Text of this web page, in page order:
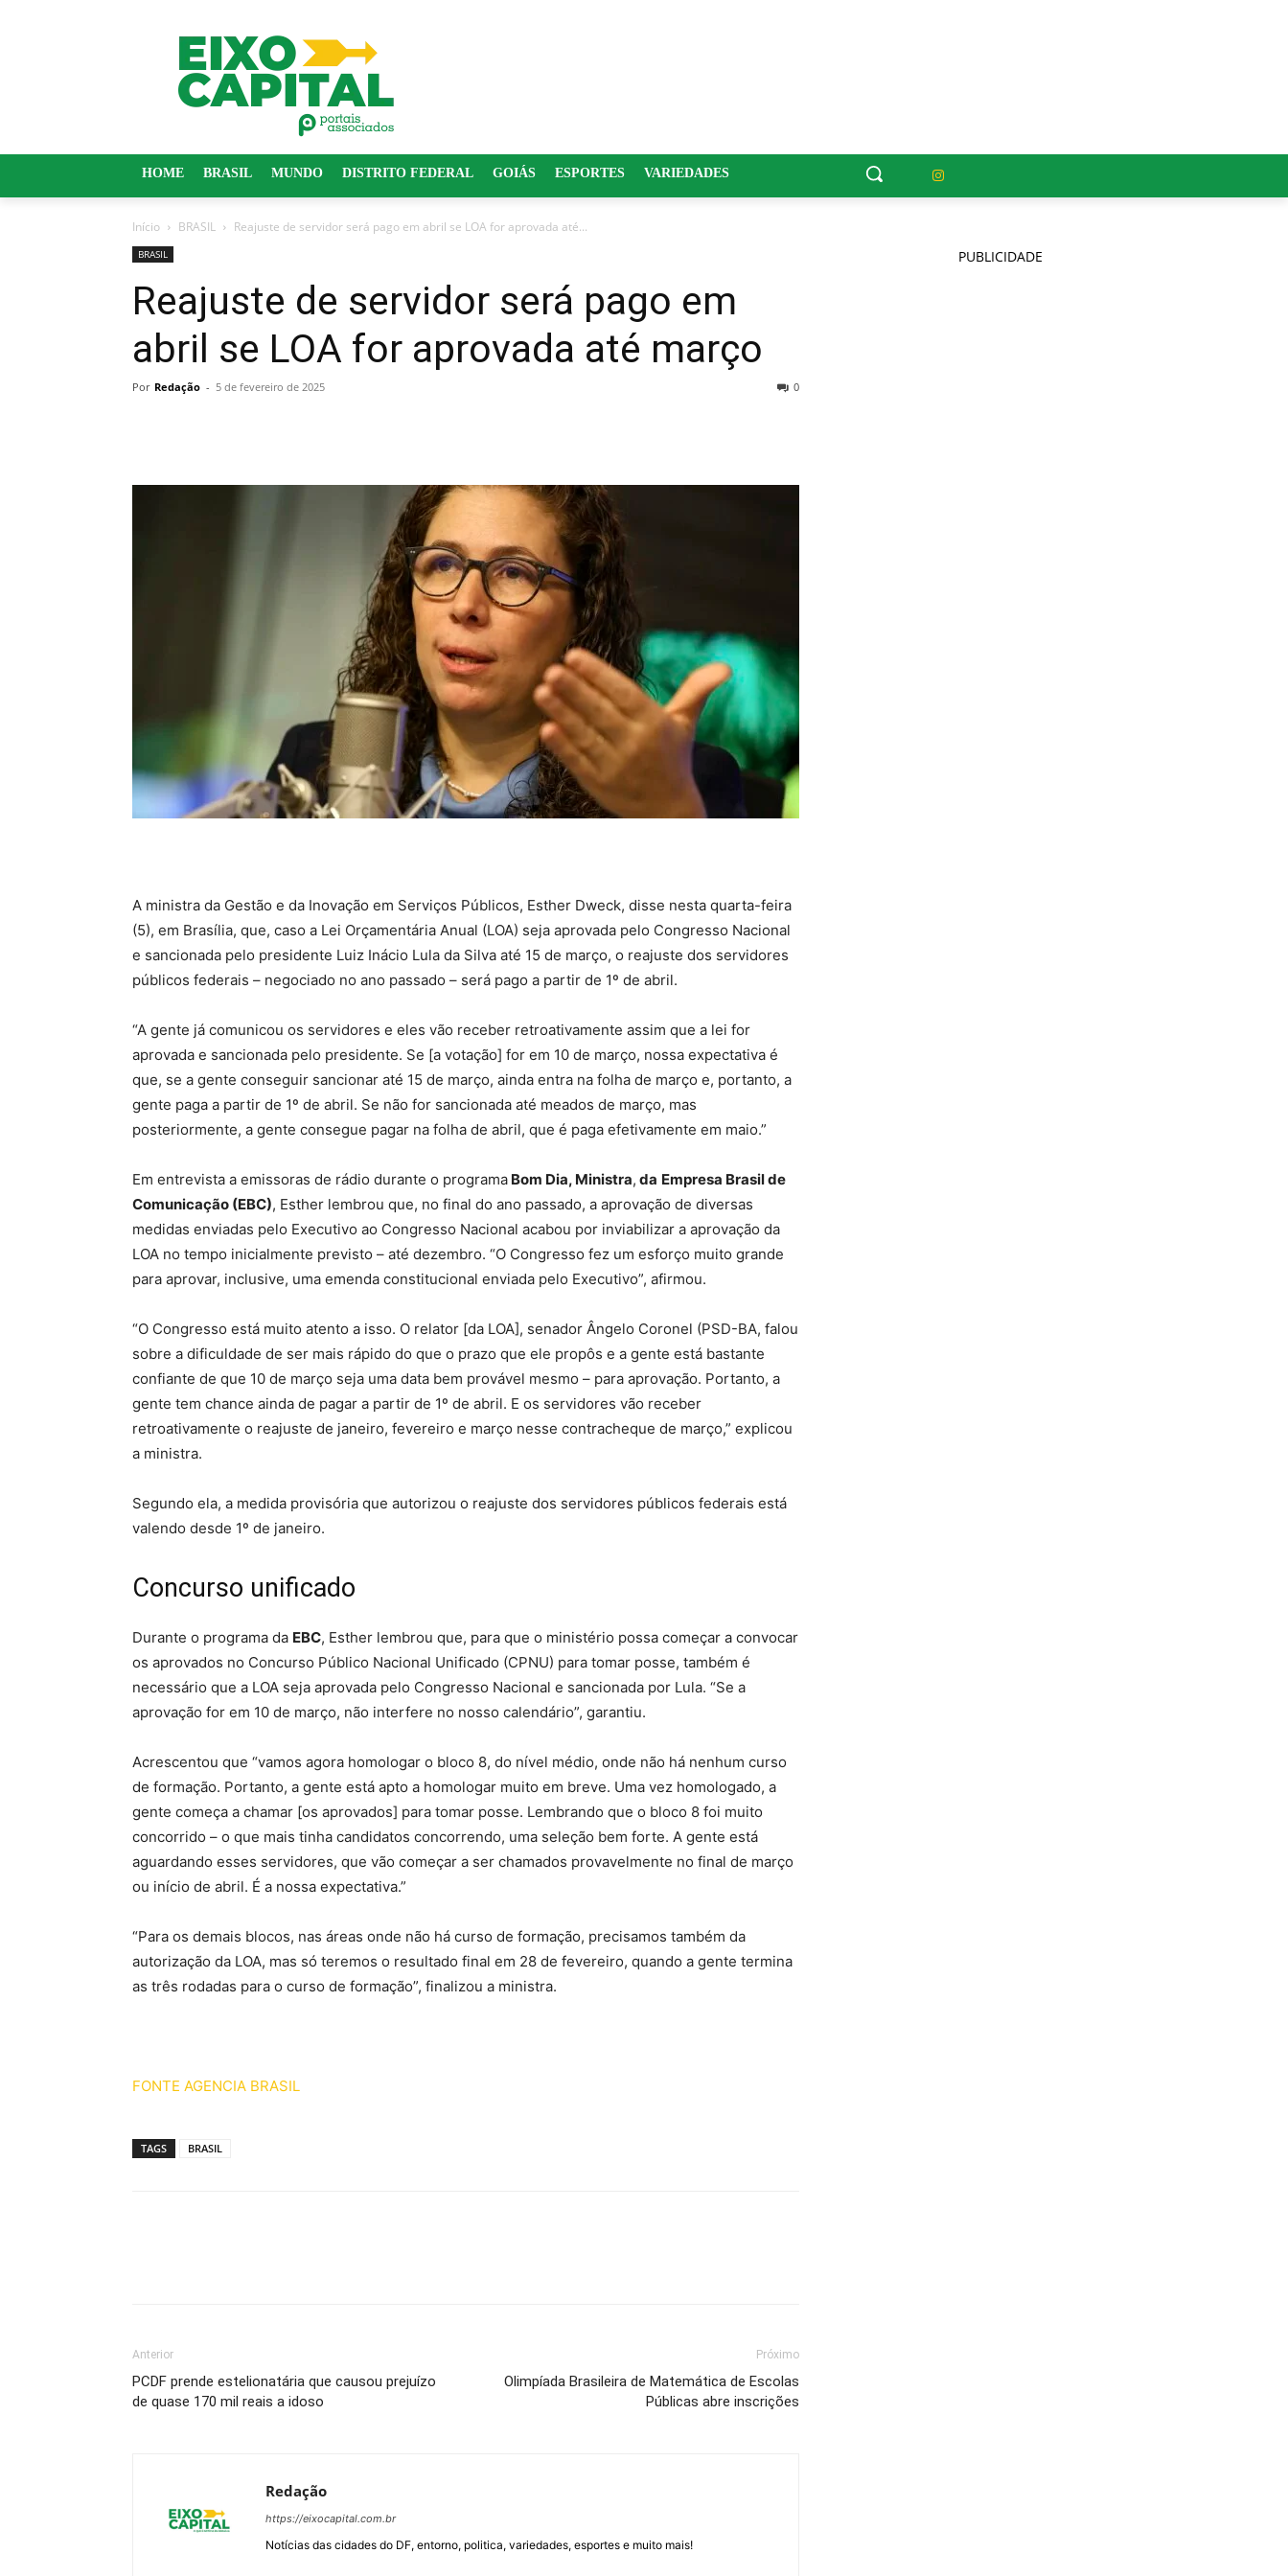
HOME BRASIL MUNDO DISTRITO FEDERAL GOIÁS ESPORTES VARIEDADES
Início BRASIL Reajuste de servidor será pago em abril se LOA for aprovada até...
BRASIL
Reajuste de servidor será pago em
abril se LOA for aprovada até março
Por Redação - 5 de fevereiro de 2025 0
A ministra da Gestão e da Inovação em Serviços Públicos, Esther Dweck, disse nesta quarta-feira
(5), em Brasília, que, caso a Lei Orçamentária Anual (LOA) seja aprovada pelo Congresso Nacional
e sancionada pelo presidente Luiz Inácio Lula da Silva até 15 de março, o reajuste dos servidores
públicos federais – negociado no ano passado – será pago a partir de 1º de abril.
“A gente já comunicou os servidores e eles vão receber retroativamente assim que a lei for
aprovada e sancionada pelo presidente. Se [a votação] for em 10 de março, nossa expectativa é
que, se a gente conseguir sancionar até 15 de março, ainda entra na folha de março e, portanto, a
gente paga a partir de 1º de abril. Se não for sancionada até meados de março, mas
posteriormente, a gente consegue pagar na folha de abril, que é paga efetivamente em maio.”
Em entrevista a emissoras de rádio durante o programa Bom Dia, Ministra, da Empresa Brasil de
Comunicação (EBC), Esther lembrou que, no final do ano passado, a aprovação de diversas
medidas enviadas pelo Executivo ao Congresso Nacional acabou por inviabilizar a aprovação da
LOA no tempo inicialmente previsto – até dezembro. “O Congresso fez um esforço muito grande
para aprovar, inclusive, uma emenda constitucional enviada pelo Executivo”, afirmou.
“O Congresso está muito atento a isso. O relator [da LOA], senador Ângelo Coronel (PSD-BA, falou
sobre a dificuldade de ser mais rápido do que o prazo que ele propôs e a gente está bastante
confiante de que 10 de março seja uma data bem provável mesmo – para aprovação. Portanto, a
gente tem chance ainda de pagar a partir de 1º de abril. E os servidores vão receber
retroativamente o reajuste de janeiro, fevereiro e março nesse contracheque de março,” explicou
a ministra.
Segundo ela, a medida provisória que autorizou o reajuste dos servidores públicos federais está
valendo desde 1º de janeiro.
Concurso unificado
Durante o programa da EBC, Esther lembrou que, para que o ministério possa começar a convocar
os aprovados no Concurso Público Nacional Unificado (CPNU) para tomar posse, também é
necessário que a LOA seja aprovada pelo Congresso Nacional e sancionada por Lula. “Se a
aprovação for em 10 de março, não interfere no nosso calendário”, garantiu.
Acrescentou que “vamos agora homologar o bloco 8, do nível médio, onde não há nenhum curso
de formação. Portanto, a gente está apto a homologar muito em breve. Uma vez homologado, a
gente começa a chamar [os aprovados] para tomar posse. Lembrando que o bloco 8 foi muito
concorrido – o que mais tinha candidatos concorrendo, uma seleção bem forte. A gente está
aguardando esses servidores, que vão começar a ser chamados provavelmente no final de março
ou início de abril. É a nossa expectativa.”
“Para os demais blocos, nas áreas onde não há curso de formação, precisamos também da
autorização da LOA, mas só teremos o resultado final em 28 de fevereiro, quando a gente termina
as três rodadas para o curso de formação”, finalizou a ministra.
FONTE AGENCIA BRASIL
TAGS BRASIL
Anterior
PCDF prende estelionatária que causou prejuízo
de quase 170 mil reais a idoso
Próximo
Olimpíada Brasileira de Matemática de Escolas
Públicas abre inscrições
Redação
https://eixocapital.com.br
Notícias das cidades do DF, entorno, politica, variedades, esportes e muito mais!
PUBLICIDADE